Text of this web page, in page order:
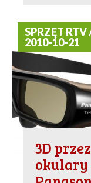
SPRZĘT
2010-10-21
3D
okulary